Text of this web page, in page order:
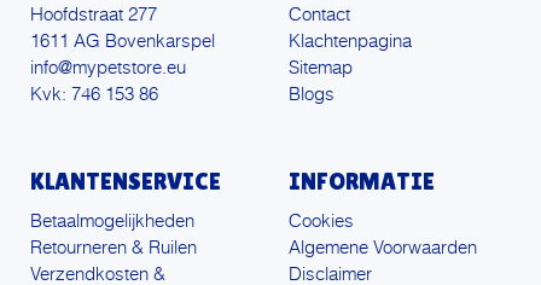
Hoofdstraat 277
1611 AG Bovenkarspel
info@mypetstore.eu
Kvk: 746 153 86
Contact
Klachtenpagina
Sitemap
Blogs
KLANTENSERVICE
Betaalmogelijkheden
Retourneren & Ruilen
Verzendkosten &
INFORMATIE
Cookies
Algemene Voorwaarden
Disclaimer